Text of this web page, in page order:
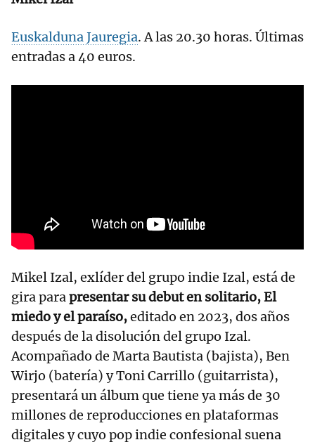
Euskalduna Jauregia. A las 20.30 horas. Últimas
entradas a 40 euros.
Mikel Izal, exlíder del grupo indie Izal, está de
gira parapresentar su debut en solitario, El
miedo y el paraíso,editado en 2023, dos años
después de la disolución del grupo Izal.
Acompañado de Marta Bautista (bajista), Ben
Wirjo (batería) y Toni Carrillo (guitarrista),
presentará un álbum que tiene ya más de 30
millones de reproducciones en plataformas
digitales y cuyo pop indie confesional suena